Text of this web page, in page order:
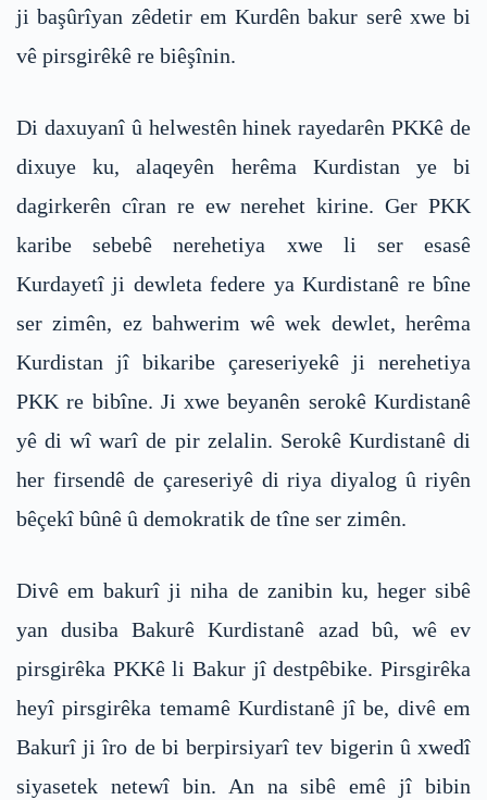
ji başûrîyan zêdetir em Kurdên bakur serê xwe bi
vê pirsgirêkê re biêşînin.
Di daxuyanî û helwestên hinek rayedarên PKKê de
dixuye ku, alaqeyên herêma Kurdistan ye bi
dagirkerên cîran re ew nerehet kirine. Ger PKK
karibe sebebê nerehetiya xwe li ser esasê
Kurdayetî ji dewleta federe ya Kurdistanê re bîne
ser zimên, ez bahwerim wê wek dewlet, herêma
Kurdistan jî bikaribe çareseriyekê ji nerehetiya
PKK re bibîne. Ji xwe beyanên serokê Kurdistanê
yê di wî warî de pir zelalin. Serokê Kurdistanê di
her firsendê de çareseriyê di riya diyalog û riyên
bêçekî bûnê û demokratik de tîne ser zimên.
Divê em bakurî ji niha de zanibin ku, heger sibê
yan dusiba Bakurê Kurdistanê azad bû, wê ev
pirsgirêka PKKê li Bakur jî destpêbike. Pirsgirêka
heyî pirsgirêka temamê Kurdistanê jî be, divê em
Bakurî ji îro de bi berpirsiyarî tev bigerin û xwedî
siyasetek netewî bin. An na sibê emê jî bibin